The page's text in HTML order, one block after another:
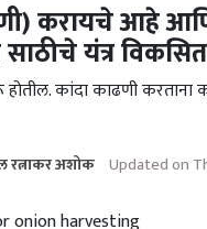
करायचे आहे
यंत्र विकसित
कांदा काढणी करताना
रत्नाकर अशोक Updated on